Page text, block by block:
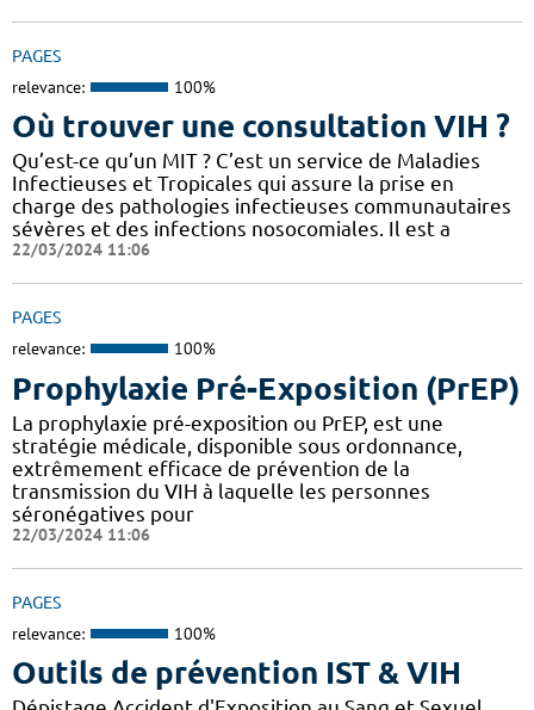
PAGES
relevance: 100%
Où trouver une consultation VIH ?
Qu’est-ce qu’un MIT ? C’est un service de Maladies
Infectieuses et Tropicales qui assure la prise en
charge des pathologies infectieuses communautaires
sévères et des infections nosocomiales. Il est a
22/03/2024 11:06
PAGES
relevance: 100%
Prophylaxie Pré-Exposition (PrEP)
La prophylaxie pré-exposition ou PrEP, est une
stratégie médicale, disponible sous ordonnance,
extrêmement efficace de prévention de la
transmission du VIH à laquelle les personnes
séronégatives pour
22/03/2024 11:06
PAGES
relevance: 100%
Outils de prévention IST & VIH